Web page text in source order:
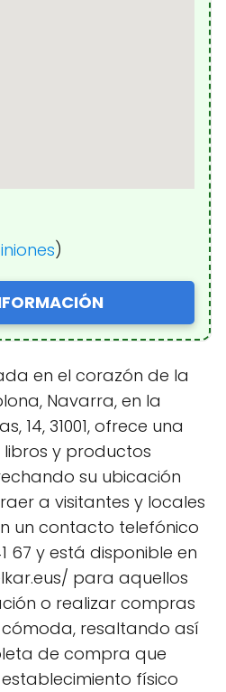
)
en el corazón de la
Navarra, en la
14, 31001, ofrece una
y productos
su ubicación
a visitantes y locales
un contacto telefónico
67 y está disponible en
para aquellos
o realizar compras
resaltando así
de compra que
físico